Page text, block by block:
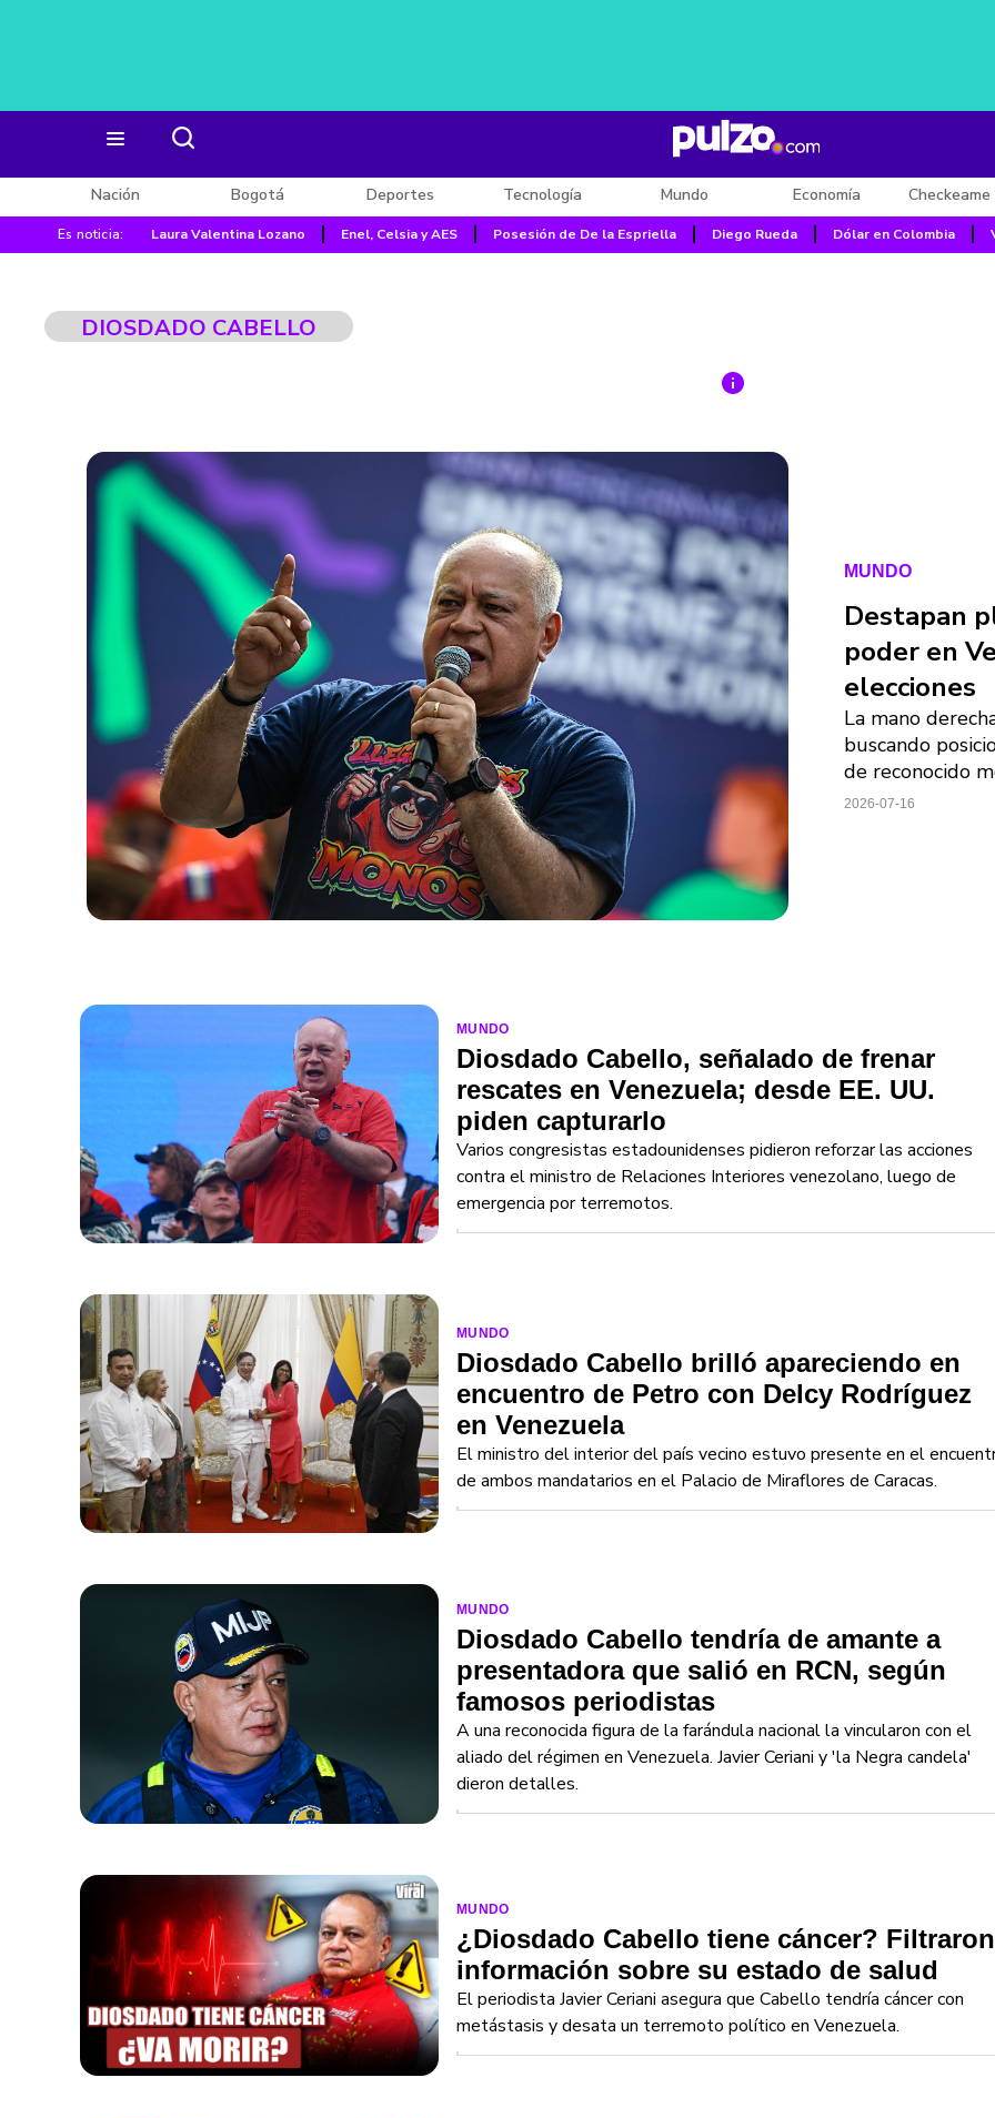
Nación Bogotá Deportes Tecnología Mundo Economía
Es noticia: Laura Valentina Lozano Enel, Celsia y AES Posesión de De la Espriella Diego Rueda Dólar en Colombia
DIOSDADO CABELLO
MUNDO
Destapan
poder en
elecciones
La mano
buscando
de reconocido
2026-07-16
MUNDO
Diosdado Cabello, señalado de frenar
rescates en Venezuela; desde EE. UU.
piden capturarlo
Varios congresistas estadounidenses pidieron reforzar las acciones
contra el ministro de Relaciones Interiores venezolano, luego de
emergencia por terremotos.
MUNDO
Diosdado Cabello brilló apareciendo en
encuentro de Petro con Delcy Rodríguez
en Venezuela
El ministro del interior del país vecino estuvo presente en el
de ambos mandatarios en el Palacio de Miraflores de Caracas.
MUNDO
Diosdado Cabello tendría de amante a
presentadora que salió en RCN, según
famosos periodistas
A una reconocida figura de la farándula nacional la vincularon con el
aliado del régimen en Venezuela. Javier Ceriani y 'la Negra candela'
dieron detalles.
MUNDO
¿Diosdado Cabello tiene cáncer? Filtraron
información sobre su estado de salud
El periodista Javier Ceriani asegura que Cabello tendría cáncer con
metástasis y desata un terremoto político en Venezuela.